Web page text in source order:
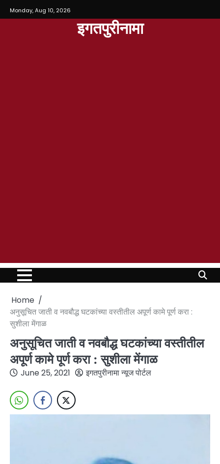
Monday, Aug 10, 2026
इगतपुरीनामा
Home
अनुसूचित जाती व नवबौद्ध घटकांच्या वस्तीतील अपूर्ण कामे पूर्ण करा :
सुशीला मेंगाळ
अनुसूचित जाती व नवबौद्ध घटकांच्या वस्तीतील
अपूर्ण कामे पूर्ण करा : सुशीला मेंगाळ
June 25, 2021 इगतपुरीनामा न्यूज पोर्टल